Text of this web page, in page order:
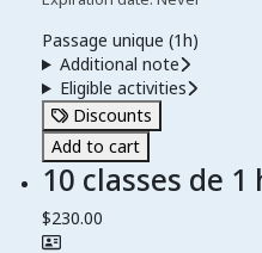
Passage unique (1h)
Additional note
Eligible activities
Discounts
Add to cart
10 classes de 1
$230.00